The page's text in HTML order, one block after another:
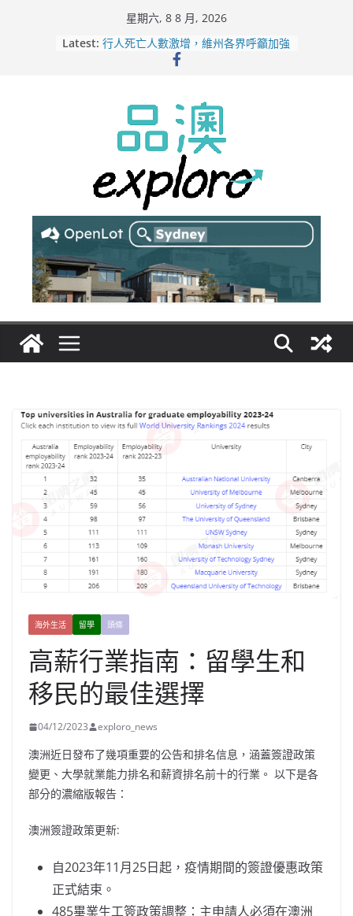
星期六, 8 8 月, 2026
Latest: 行人死亡人數激增，維州各界呼籲加強
美商二手巨頭進駐吉朗，在地慈善小店
憂生存空間遭擠壓
電動車電池爭端隱憂浮現！經銷商警告
澳洲恐迎訴訟浪潮
拒絕白工！ Aldi涉強迫無薪加班 掏
5500萬澳元和解
海外生活 留學 頭條
高薪行業指南：留學生和
移民的最佳選擇
04/12/2023 exploro_news
澳洲近日發布了幾項重要的公告和排名信息，涵蓋簽證政策
變更、大學就業能力排名和薪資排名前十的行業。 以下是各
部分的濃縮版報告：
澳洲簽證政策更新:
自2023年11月25日起，疫情期間的簽證優惠政策
正式結束。
485畢業生工簽政策調整：主申請人必須在澳洲